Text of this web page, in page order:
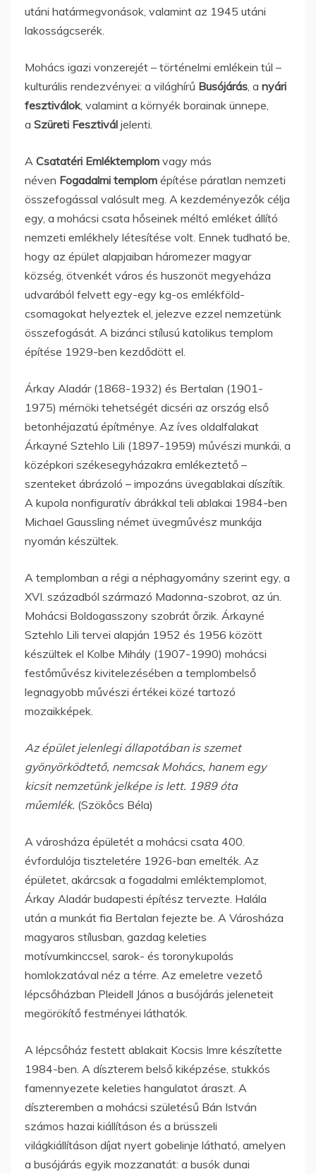
utáni határmegvonások, valamint az 1945 utáni
lakosságcserék.
Mohács igazi vonzerejét – történelmi emlékein túl –
kulturális rendezvényei: a világhírű Busójárás , a nyári
fesztiválok, valamint a környék borainak ünnepe,
a Szüreti Fesztivál jelenti.
A Csatatéri Emléktemplom vagy más
néven Fogadalmi templom építése páratlan nemzeti
összefogással valósult meg. A kezdeményezők célja
egy, a mohácsi csata hőseinek méltó emléket állító
nemzeti emlékhely létesítése volt. Ennek tudható be,
hogy az épület alapjaiban háromezer magyar
község, ötvenkét város és huszonöt megyeháza
udvarából felvett egy-egy kg-os emlékföld-
csomagokat helyeztek el, jelezve ezzel nemzetünk
összefogását. A bizánci stílusú katolikus templom
építése 1929-ben kezdődött el.
Árkay Aladár (1868-1932) és Bertalan (1901-
1975) mérnöki tehetségét dicséri az ország első
betonhéjazatú építménye. Az íves oldalfalakat
Árkayné Sztehlo Lili (1897-1959) művészi munkái, a
középkori székesegyházakra emlékeztető –
szenteket ábrázoló – impozáns üvegablakai díszítik.
A kupola nonfiguratív ábrákkal teli ablakai 1984-ben
Michael Gaussling német üvegművész munkája
nyomán készültek.
A templomban a régi a néphagyomány szerint egy, a
XVI. századból származó Madonna-szobrot, az ún.
Mohácsi Boldogasszony szobrát őrzik. Árkayné
Sztehlo Lili tervei alapján 1952 és 1956 között
készültek el Kolbe Mihály (1907-1990) mohácsi
festőművész kivitelezésében a templombelső
legnagyobb művészi értékei közé tartozó
mozaikképek.
Az épület jelenlegi állapotában is szemet
gyönyörködtető, nemcsak Mohács, hanem egy
kicsit nemzetünk jelképe is lett. 1989 óta
műemlék. (Szökőcs Béla)
A városháza épületét a mohácsi csata 400.
évfordulója tiszteletére 1926-ban emelték. Az
épületet, akárcsak a fogadalmi emléktemplomot,
Árkay Aladár budapesti építész tervezte. Halála
után a munkát fia Bertalan fejezte be. A Városháza
magyaros stílusban, gazdag keleties
motívumkinccsel, sarok- és toronykupolás
homlokzatával néz a térre. Az emeletre vezető
lépcsőházban Pleidell János a busójárás jeleneteit
megörökítő festményei láthatók.
A lépcsőház festett ablakait Kocsis Imre készítette
1984-ben. A díszterem belső kiképzése, stukkós
famennyezete keleties hangulatot áraszt. A
díszteremben a mohácsi születésű Bán István
számos hazai kiállításon és a brüsszeli
világkiállításon díjat nyert gobelinje látható, amelyen
a busójárás egyik mozzanatát: a busók dunai